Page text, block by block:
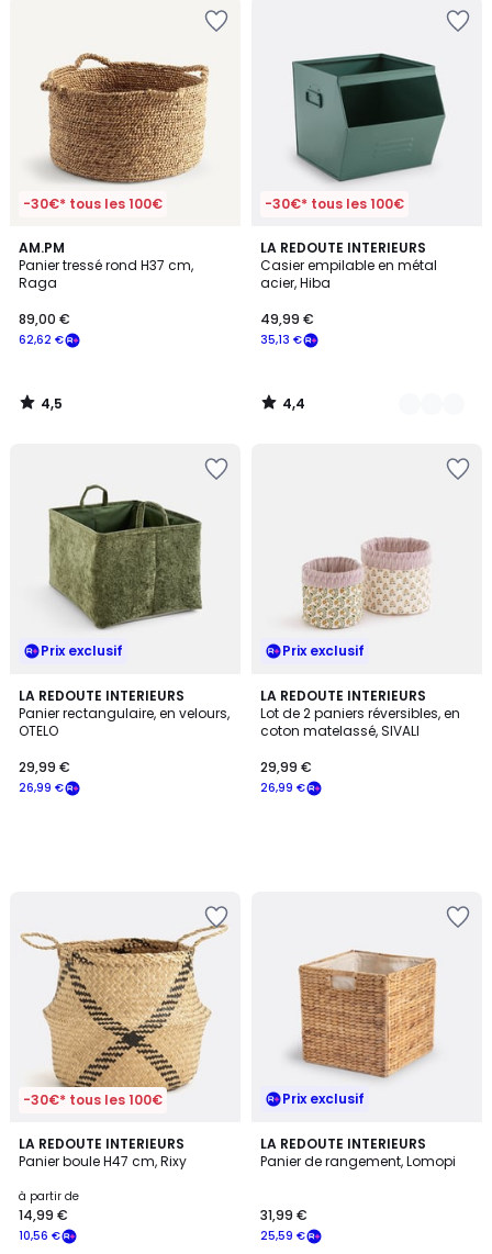
-30€* tous les 100€
AM.PM
Panier tressé rond H37 cm,
Raga
62,62 €
89,00 €
4,5
/ 5
4,5
/
-30€* tous les 100€
LA REDOUTE INTERIEURS
Casier empilable en métal
acier, Hiba
35,13 €
49,99 €
4,4
/ 5
5
Couleurs
4,4
/
Prix exclusif
LA REDOUTE INTERIEURS
Panier rectangulaire, en velours,
OTELO
26,99 €
29,99 €
Prix exclusif
LA REDOUTE INTERIEURS
Lot de 2 paniers réversibles, en
coton matelassé, SIVALI
26,99 €
29,99 €
-30€* tous les 100€
LA REDOUTE INTERIEURS
Panier boule H47 cm, Rixy
à partir de
10,56 €
14,99 €
4,8
/ 5
2
Couleurs
Prix exclusif
LA REDOUTE INTERIEURS
Panier de rangement, Lomopi
25,59 €
31,99 €
4,4
/ 5